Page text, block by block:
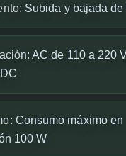
Subida y bajada de
AC de 110 a 220
Consumo máximo en
100 W